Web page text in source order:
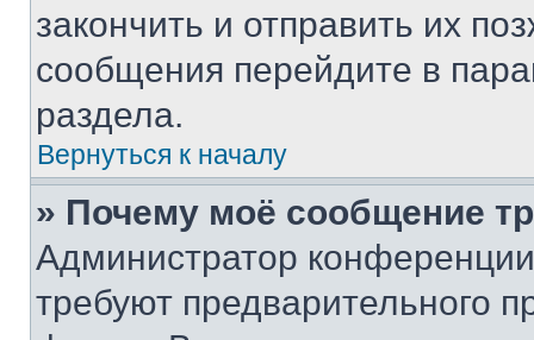
закончить и отправить их
сообщения перейдите в
раздела.
Вернуться к началу
» Почему моё сообщение
Администратор
требуют предварительного